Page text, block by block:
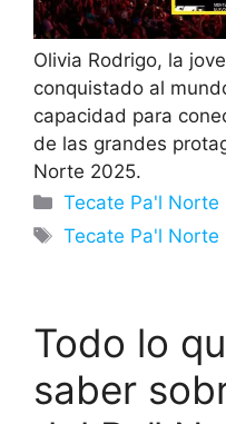
Olivia Rodrigo, la
conquistado al
capacidad para
de las grandes
Norte 2025.
Categorías
Tecate Pa'l Norte
Etiquetas
Tecate Pa'l Norte
Todo lo
saber